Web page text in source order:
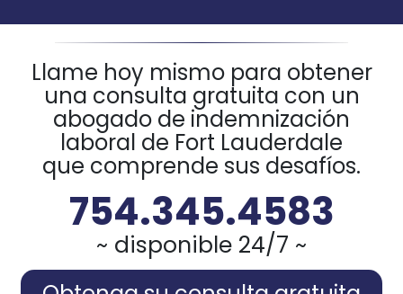
Llame hoy mismo para obtener
una consulta gratuita con un
abogado de indemnización
laboral de Fort Lauderdale
que comprende sus desafíos.
754.345.4583
~ disponible 24/7 ~